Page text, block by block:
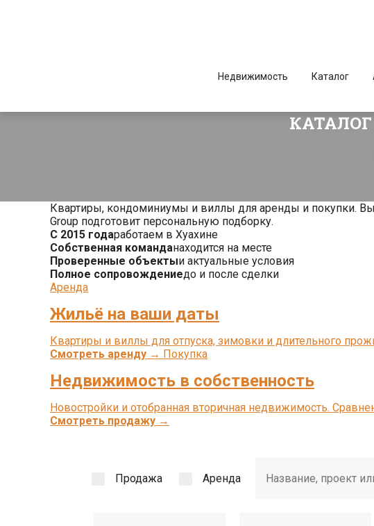
Недвижимость Каталог
Квартиры, кондоминиумы и виллы для аренды и покупки.
Group подготовит персональную подборку.
С 2015 годаработаем в Хуахине
Собственная команданаходится на месте
Проверенные объектыи актуальные условия
Полное сопровождениедо и после сделки
Аренда
Жильё на ваши даты
Квартиры и виллы для отпуска, зимовки и длительного
Смотреть аренду → Покупка
Недвижимость в собственность
Новостройки и отобранная вторичная недвижимость.
Смотреть продажу →
Продажа Аренда